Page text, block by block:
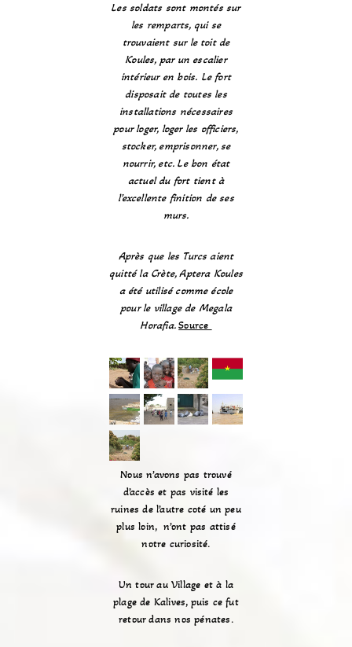
Les soldats sont montés sur
les remparts, qui se
trouvaient sur le toit de
Koules, par un escalier
intérieur en bois. Le fort
disposait de toutes les
installations nécessaires
pour loger, loger les officiers,
stocker, emprisonner, se
nourrir, etc. Le bon état
actuel du fort tient à
l’excellente finition de ses
murs.
Après que les Turcs aient
quitté la Crète, Aptera Koules
a été utilisé comme école
pour le village de Megala
Horafia.Source
Nous n’avons pas trouvé
d’accès et pas visité les
ruines de l’autre coté un peu
plus loin, n’ont pas attisé
notre curiosité.
Un tour au Village et à la
plage de Kalives, puis ce fut
retour dans nos pénates.